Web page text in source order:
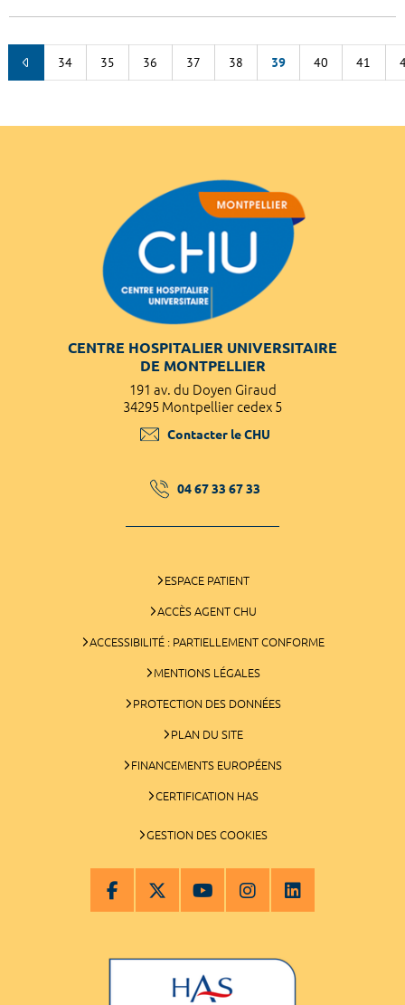
34 35 36 37 38 39 40 41
CENTRE HOSPITALIER UNIVERSITAIRE
DE MONTPELLIER
191 av. du Doyen Giraud
34295 Montpellier cedex 5
Contacter le CHU
04 67 33 67 33
ESPACE PATIENT
ACCÈS AGENT CHU
ACCESSIBILITÉ : PARTIELLEMENT CONFORME
MENTIONS LÉGALES
PROTECTION DES DONNÉES
PLAN DU SITE
FINANCEMENTS EUROPÉENS
CERTIFICATION HAS
GESTION DES COOKIES